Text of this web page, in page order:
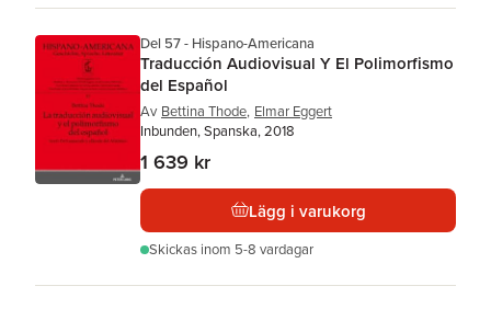
Del 57 - Hispano-Americana
Traducción Audiovisual Y El Polimorfismo
del Español
Av Bettina Thode, Elmar Eggert
Inbunden, Spanska, 2018
1 639 kr
Lägg i varukorg
Skickas inom 5-8 vardagar